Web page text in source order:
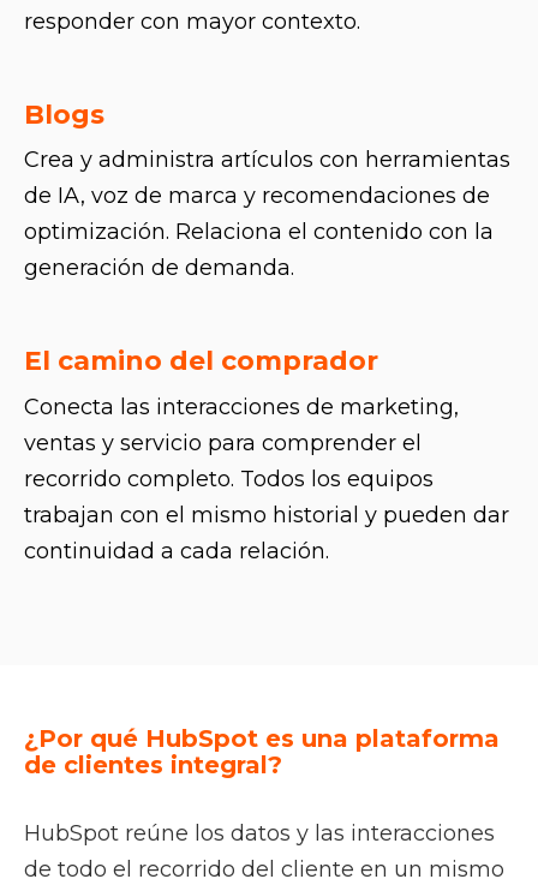
responder con mayor contexto.
Blogs
Crea y administra artículos con herramientas
de IA, voz de marca y recomendaciones de
optimización. Relaciona el contenido con la
generación de demanda.
El camino del comprador
Conecta las interacciones de marketing,
ventas y servicio para comprender el
recorrido completo. Todos los equipos
trabajan con el mismo historial y pueden dar
continuidad a cada relación.
¿Por qué HubSpot es una plataforma
de clientes integral?
HubSpot reúne los datos y las interacciones
de todo el recorrido del cliente en un mismo